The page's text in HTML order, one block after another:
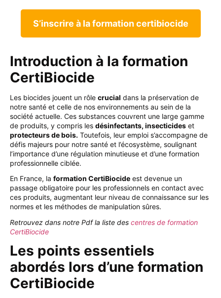
S’inscrire à la formation certibiocide
Introduction à la formation
CertiBiocide
Les biocides jouent un rôle crucial dans la préservation de
notre santé et celle de nos environnements au sein de la
société actuelle. Ces substances couvrent une large gamme
de produits, y compris les désinfectants, insecticides et
protecteurs de bois. Toutefois, leur emploi s’accompagne de
défis majeurs pour notre santé et l’écosystème, soulignant
l’importance d’une régulation minutieuse et d’une formation
professionnelle ciblée.
En France, la formation CertiBiocide est devenue un
passage obligatoire pour les professionnels en contact avec
ces produits, augmentant leur niveau de connaissance sur les
normes et les méthodes de manipulation sûres.
Retrouvez dans notre Pdf la liste des centres de formation
CertiBiocide
Les points essentiels
abordés lors d’une formation
CertiBiocide